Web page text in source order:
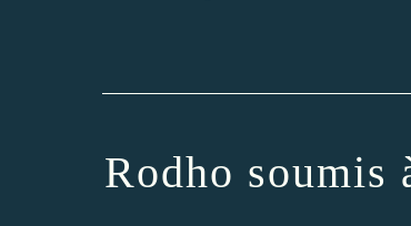
Rodho soumis